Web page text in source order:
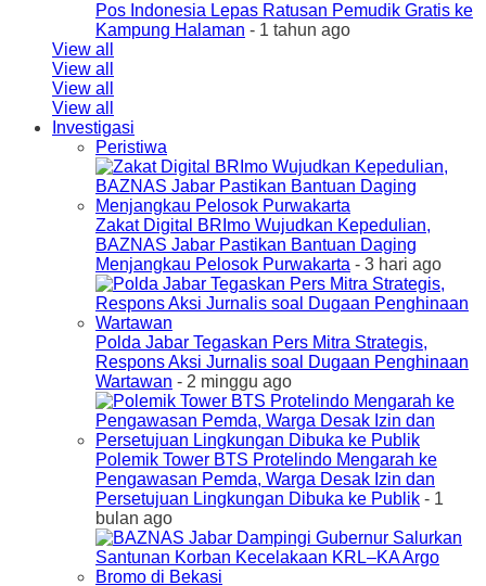
Pos Indonesia Lepas Ratusan Pemudik Gratis ke
Kampung Halaman - 1 tahun ago
View all
View all
View all
View all
Investigasi
Peristiwa
Zakat Digital BRImo Wujudkan Kepedulian,
BAZNAS Jabar Pastikan Bantuan Daging
Menjangkau Pelosok Purwakarta - 3 hari ago
Polda Jabar Tegaskan Pers Mitra Strategis,
Respons Aksi Jurnalis soal Dugaan Penghinaan
Wartawan - 2 minggu ago
Polemik Tower BTS Protelindo Mengarah ke
Pengawasan Pemda, Warga Desak Izin dan
Persetujuan Lingkungan Dibuka ke Publik - 1
bulan ago